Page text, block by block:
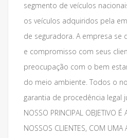
segmento de veículos
os veículos adquiridos pela
de seguradora. A empresa se
e compromisso com seus
preocupação com o bem
do meio ambiente. Todos o
garantia de procedência legal
NOSSO PRINCIPAL OBJETIVO É
NOSSOS CLIENTES, COM UMA